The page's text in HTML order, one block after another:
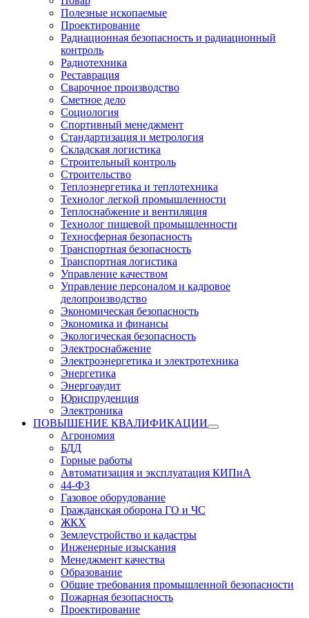
Полезные ископаемые
Проектирование
Радиационная безопасность и радиационный
контроль
Радиотехника
Реставрация
Сварочное производство
Сметное дело
Социология
Спортивный менеджмент
Стандартизация и метрология
Складская логистика
Строительный контроль
Строительство
Теплоэнергетика и теплотехника
Технолог легкой промышленности
Теплоснабжение и вентиляция
Технолог пищевой промышленности
Техносферная безопасность
Транспортная безопасность
Транспортная логистика
Управление качеством
Управление персоналом и кадровое
делопроизводство
Экономическая безопасность
Экономика и финансы
Экологическая безопасность
Электроснабжение
Электроэнергетика и электротехника
Энергетика
Энергоаудит
Юриспруденция
Электроника
ПОВЫШЕНИЕ КВАЛИФИКАЦИИ
Агрономия
БДД
Горные работы
Автоматизация и эксплуатация КИПиА
44-ФЗ
Газовое оборудование
Гражданская оборона ГО и ЧС
ЖКХ
Землеустройство и кадастры
Инженерные изыскания
Менеджмент качества
Образование
Общие требования промышленной безопасности
Пожарная безопасность
Проектирование